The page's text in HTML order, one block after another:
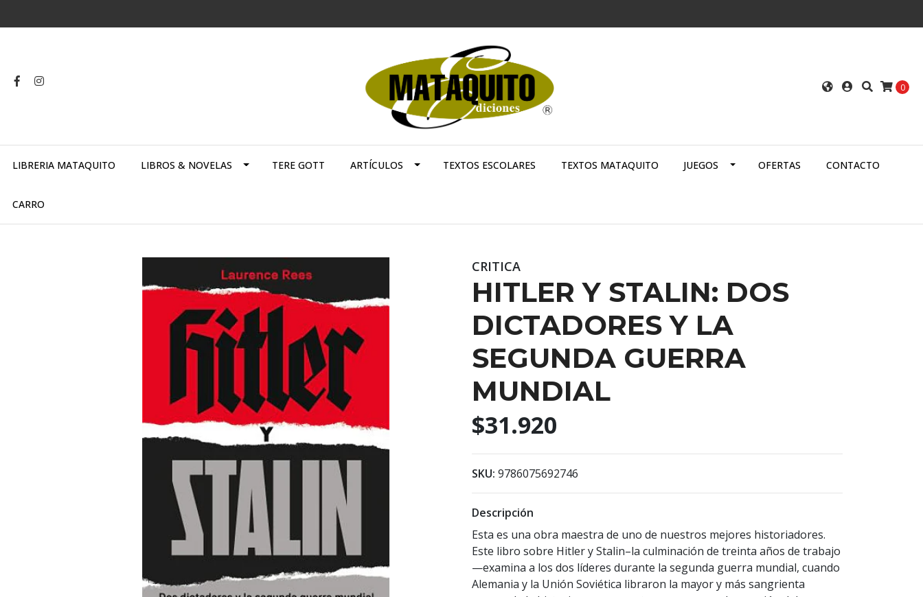
0
LIBRERIA MATAQUITO LIBROS & NOVELAS TERE GOTT ARTÍCULOS TEXTOS ESCOLARES TEXTOS MATAQUITO JUEGOS OFERTAS CONTACTO
CARRO
CRITICA
HITLER Y STALIN: DOS
DICTADORES Y LA
SEGUNDA GUERRA
MUNDIAL
$31.920
SKU: 9786075692746
Descripción
Esta es una obra maestra de uno de nuestros mejores historiadores.
Este libro sobre Hitler y Stalin–la culminación de treinta años de trabajo
—examina a los dos líderes durante la segunda guerra mundial, cuando
Alemania y la Unión Soviética libraron la mayor y más sangrienta